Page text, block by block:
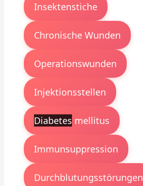
Insektenstiche
Chronische Wunden
Operationswunden
Injektionsstellen
Diabetes mellitus
Immunsuppression
Durchblutungsstörungen